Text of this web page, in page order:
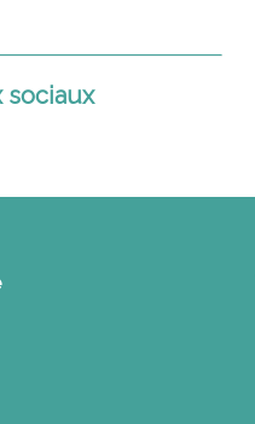
sociaux